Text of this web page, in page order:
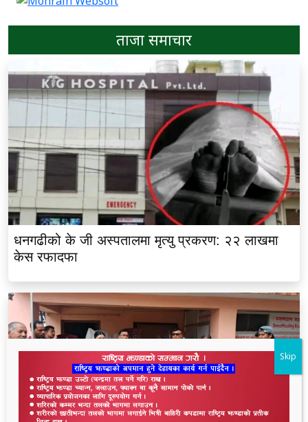
ताजा समाचार
धनगढीको के जी अस्पतालमा मृत्यु प्रकरण: २२ लाखमा
केस रफादफा
Skip